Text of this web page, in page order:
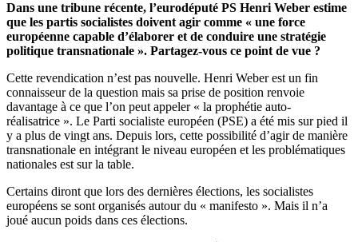
Dans une tribune récente, l’eurodéputé PS Henri Weber estime
que les partis socialistes doivent agir comme « une force
européenne capable d’élaborer et de conduire une stratégie
politique transnationale ». Partagez-vous ce point de vue ?
Cette revendication n’est pas nouvelle. Henri Weber est un fin
connaisseur de la question mais sa prise de position renvoie
davantage à ce que l’on peut appeler « la prophétie auto-
réalisatrice ». Le Parti socialiste européen (PSE) a été mis sur pied il
y a plus de vingt ans. Depuis lors, cette possibilité d’agir de manière
transnationale en intégrant le niveau européen et les problématiques
nationales est sur la table.
Certains diront que lors des dernières élections, les socialistes
européens se sont organisés autour du « manifesto ». Mais il n’a
joué aucun poids dans ces élections.